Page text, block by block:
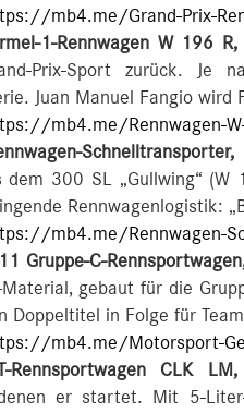
mb4.me/Grand-Prix-
1-Rennwagen W 196
Prix-Sport zurück. Je
Juan Manuel Fangio
mb4.me/Rennwagen-
dem 300 SL „Gullwing“
Rennwagenlogistik:
mb4.me/Rennwagen-
Gruppe-C-
gebaut für die
Doppeltitel in Folge für
mb4.me/Motorsport-
Rennsportwagen CLK
er startet. Mit 5-